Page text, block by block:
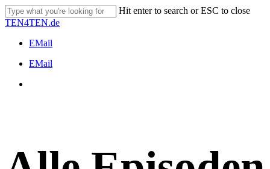
Skip
to
content
Hit enter to search or ESC to close
Close
TEN4TEN.de
EMail
Menu
EMail